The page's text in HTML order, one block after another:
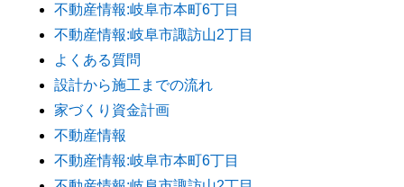
不動産情報:岐阜市本町6丁目
不動産情報:岐阜市諏訪山2丁目
よくある質問
設計から施工までの流れ
家づくり資金計画
不動産情報
不動産情報:岐阜市本町6丁目